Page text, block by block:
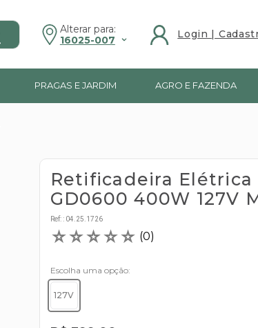
Alterar para:
16025-007
PRAGAS E JARDIM AGRO E FAZENDA
Retificadeira Elétrica
GD0600 400W 127V
Ref: : 04.25.1726
☆☆☆☆☆ (0)
Escolha uma opção
127V